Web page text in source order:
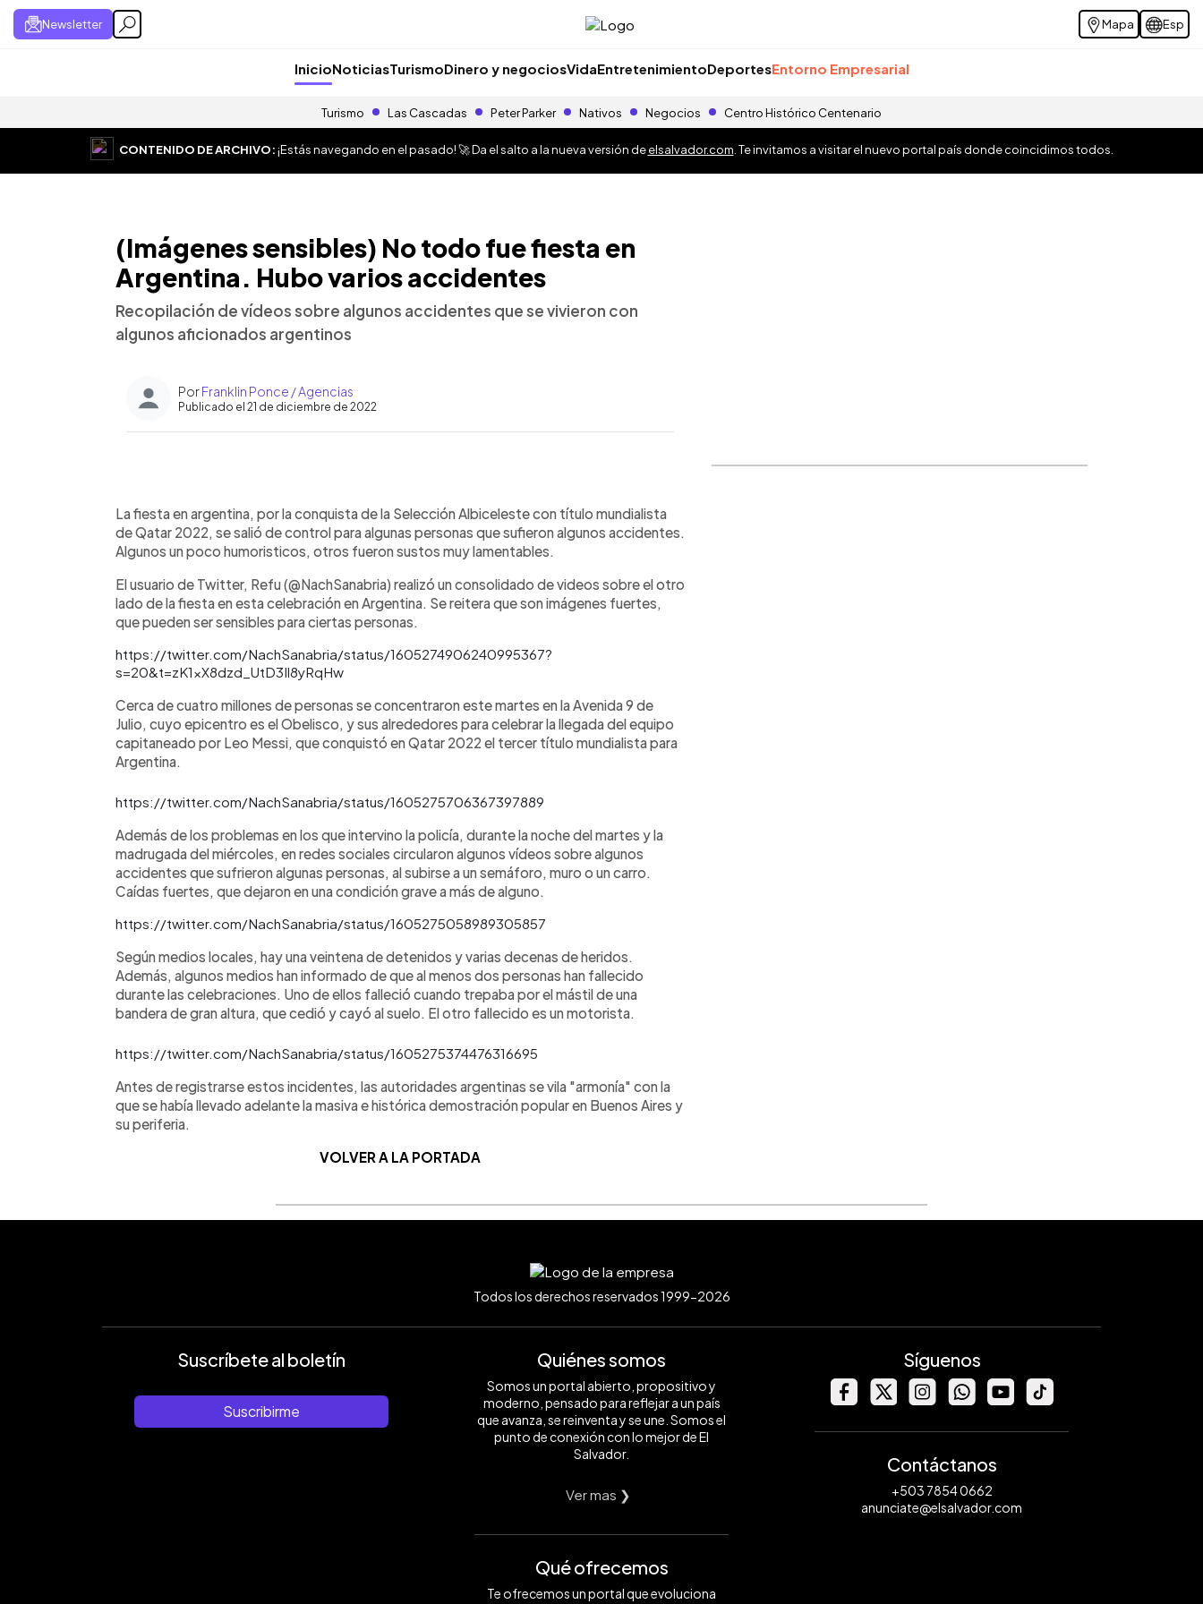
Newsletter Mapa Esp
InicioNoticiasTurismoDinero y negociosVidaEntretenimientoDeportesEntorno Empresarial
Turismo Las Cascadas Peter Parker Nativos Negocios Centro Histórico Centenario
CONTENIDO DE ARCHIVO:¡Estás navegando en el pasado! 🚀 Da el salto a la nueva versión deelsalvador.com . Te invitamos a visitar el nuevo portal país donde coincidimos todos.
(Imágenes sensibles) No todo fue fiesta en
Argentina. Hubo varios accidentes
Recopilación de vídeos sobre algunos accidentes que se vivieron con
algunos aficionados argentinos
PorFranklin Ponce / Agencias
Publicado el 21 de diciembre de 2022
Escuchar artículo
La fiesta en argentina, por la conquista de la Selección Albiceleste con título mundialista
de Qatar 2022, se salió de control para algunas personas que sufieron algunos accidentes.
Algunos un poco humoristicos, otros fueron sustos muy lamentables.
El usuario de Twitter, Refu (@NachSanabria) realizó un consolidado de videos sobre el otro
lado de la fiesta en esta celebración en Argentina. Se reitera que son imágenes fuertes,
que pueden ser sensibles para ciertas personas.
https://twitter.com/NachSanabria/status/1605274906240995367?
s=20&t=zK1xX8dzd_UtD3Il8yRqHw
Cerca de cuatro millones de personas se concentraron este martes en la Avenida 9 de
Julio, cuyo epicentro es el Obelisco, y sus alrededores para celebrar la llegada del equipo
capitaneado por Leo Messi, que conquistó en Qatar 2022 el tercer título mundialista para
Argentina.
https://twitter.com/NachSanabria/status/1605275706367397889
Además de los problemas en los que intervino la policía, durante la noche del martes y la
madrugada del miércoles, en redes sociales circularon algunos vídeos sobre algunos
accidentes que sufrieron algunas personas, al subirse a un semáforo, muro o un carro.
Caídas fuertes, que dejaron en una condición grave a más de alguno.
https://twitter.com/NachSanabria/status/1605275058989305857
Según medios locales, hay una veintena de detenidos y varias decenas de heridos.
Además, algunos medios han informado de que al menos dos personas han fallecido
durante las celebraciones. Uno de ellos falleció cuando trepaba por el mástil de una
bandera de gran altura, que cedió y cayó al suelo. El otro fallecido es un motorista.
https://twitter.com/NachSanabria/status/1605275374476316695
Antes de registrarse estos incidentes, las autoridades argentinas se vila "armonía" con la
que se había llevado adelante la masiva e histórica demostración popular en Buenos Aires y
su periferia.
VOLVER A LA PORTADA
Todos los derechos reservados 1999-2026
Suscríbete al boletín
Suscribirme
Quiénes somos
Somos un portal abierto, propositivo y
moderno, pensado para reflejar a un país
que avanza, se reinventa y se une. Somos el
punto de conexión con lo mejor de El
Salvador.
Ver mas ❯
Qué ofrecemos
Te ofrecemos un portal que evoluciona
Síguenos
Contáctanos
+503 7854 0662
anunciate@elsalvador.com